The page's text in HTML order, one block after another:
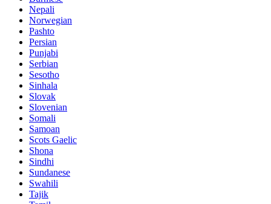
Nepali
Norwegian
Pashto
Persian
Punjabi
Serbian
Sesotho
Sinhala
Slovak
Slovenian
Somali
Samoan
Scots Gaelic
Shona
Sindhi
Sundanese
Swahili
Tajik